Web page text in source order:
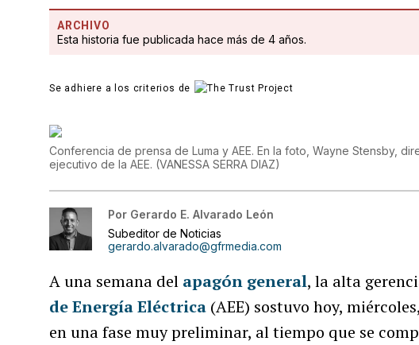
ARCHIVO
Esta historia fue publicada hace más de 4 años.
Se adhiere a los criterios de
Conferencia de prensa de Luma y AEE. En la foto, Wayne Stensby,
ejecutivo de la AEE. (VANESSA SERRA DIAZ)
Por Gerardo E. Alvarado León
Subeditor de Noticias
gerardo.alvarado@gfrmedia.com
A una semana del apagón general, la alta
de Energía Eléctrica (AEE) sostuvo hoy,
en una fase muy preliminar, al tiempo que se